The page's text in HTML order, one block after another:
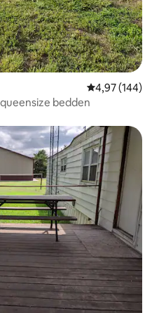
Gemiddelde
4,97 (144)
bedden